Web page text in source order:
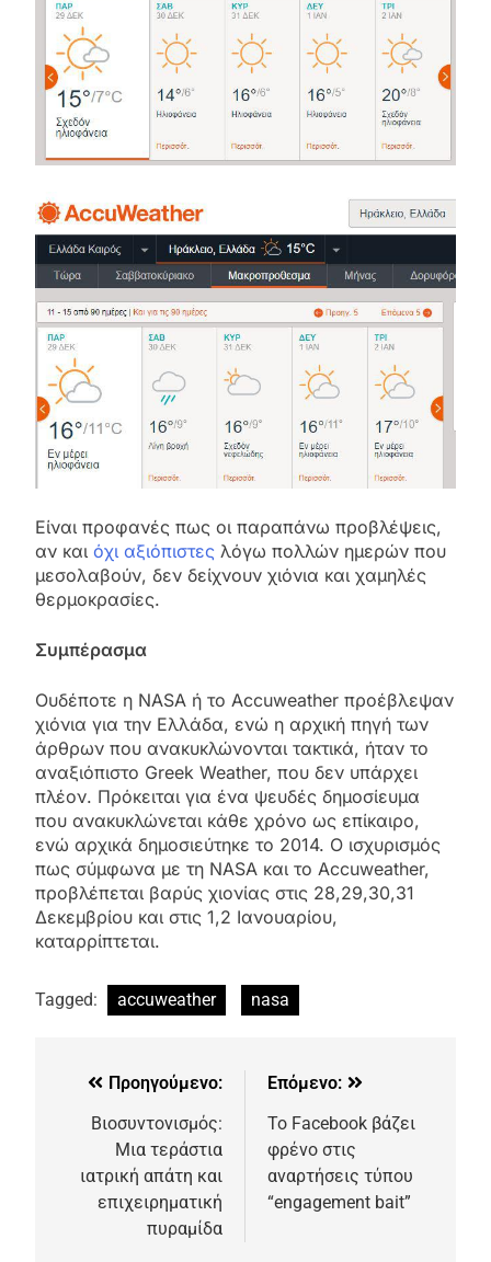
Είναι προφανές πως οι παραπάνω προβλέψεις,
αν και όχι αξιόπιστες λόγω πολλών ημερών που
μεσολαβούν, δεν δείχνουν χιόνια και χαμηλές
θερμοκρασίες.
Συμπέρασμα
Ουδέποτε η NASA ή το Accuweather προέβλεψαν
χιόνια για την Ελλάδα, ενώ η αρχική πηγή των
άρθρων που ανακυκλώνονται τακτικά, ήταν το
αναξιόπιστο Greek Weather, που δεν υπάρχει
πλέον. Πρόκειται για ένα ψευδές δημοσίευμα
που ανακυκλώνεται κάθε χρόνο ως επίκαιρο,
ενώ αρχικά δημοσιεύτηκε το 2014. Ο ισχυρισμός
πως σύμφωνα με τη NASA και το Accuweather,
προβλέπεται βαρύς χιονίας στις 28,29,30,31
Δεκεμβρίου και στις 1,2 Ιανουαρίου,
καταρρίπτεται.
Tagged: accuweather nasa
Προηγούμενο:
Βιοσυντονισμός:
Μια τεράστια
ιατρική απάτη και
επιχειρηματική
πυραμίδα
Επόμενο:
Το Facebook βάζει
φρένο στις
αναρτήσεις τύπου
“engagement bait”